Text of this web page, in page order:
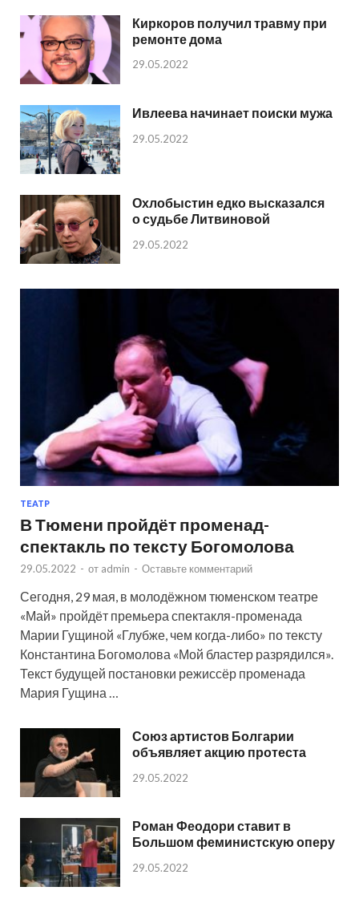
Киркоров получил травму при
ремонте дома
29.05.2022
Ивлеева начинает поиски мужа
29.05.2022
Охлобыстин едко высказался
о судьбе Литвиновой
29.05.2022
ТЕАТР
В Тюмени пройдёт променад-
спектакль по тексту Богомолова
29.05.2022 - от admin - Оставьте комментарий
Сегодня, 29 мая, в молодёжном тюменском театре
«Май» пройдёт премьера спектакля-променада
Марии Гущиной «Глубже, чем когда-либо» по тексту
Константина Богомолова «Мой бластер разрядился».
Текст будущей постановки режиссёр променада
Мария Гущина …
Союз артистов Болгарии
объявляет акцию протеста
29.05.2022
Роман Феодори ставит в
Большом феминистскую оперу
29.05.2022